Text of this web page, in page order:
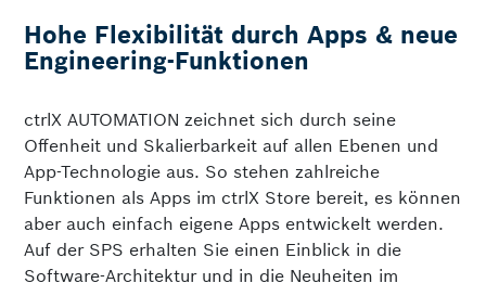
Hohe Flexibilität durch Apps & neue
Engineering-Funktionen
ctrlX AUTOMATION zeichnet sich durch seine
Offenheit und Skalierbarkeit auf allen Ebenen und
App-Technologie aus. So stehen zahlreiche
Funktionen als Apps im ctrlX Store bereit, es können
aber auch einfach eigene Apps entwickelt werden.
Auf der SPS erhalten Sie einen Einblick in die
Software-Architektur und in die Neuheiten im